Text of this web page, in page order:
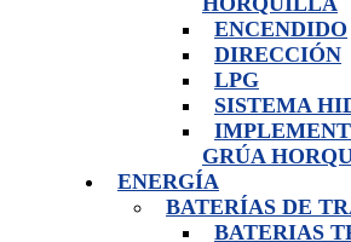
ENCENDIDO
DIRECCIÓN
LPG
SISTEMA
GRÚA
ENERGÍA
BATERÍAS DE
BATERIAS